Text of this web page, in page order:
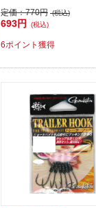
定価：770円 (税込)
693円 (税込)
6ポイント獲得